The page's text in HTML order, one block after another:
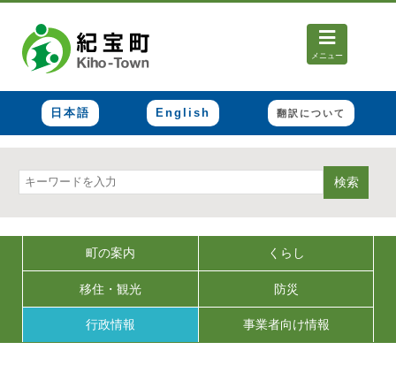
メニュー
日本語 English 翻訳について
検索
町の案内 くらし
移住・観光 防災
行政情報 事業者向け情報